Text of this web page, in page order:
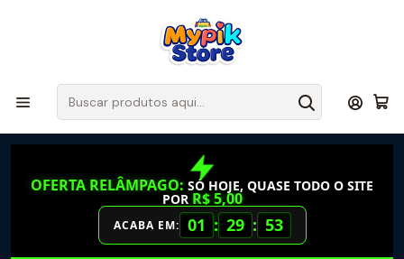
OFERTA RELÂMPAGO: SÓ HOJE, QUASE TODO O SITE
POR R$ 5,00
ACABA EM: 01 : 29 : 53